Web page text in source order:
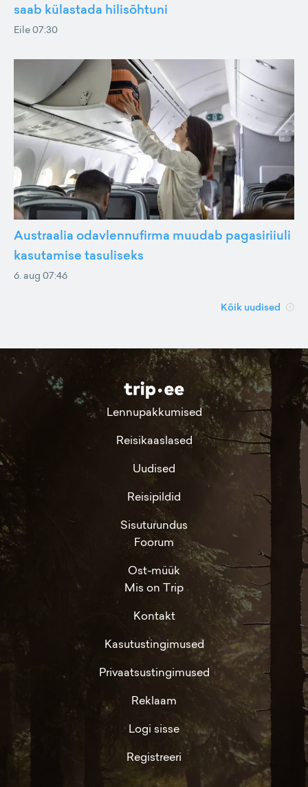
saab külastada hilisõhtuni
Eile 07:30
Austraalia odavlennufirma muudab pagasiriiuli
kasutamise tasuliseks
6. aug 07:46
Kõik uudised
Lennupakkumised
Reisikaaslased
Uudised
Reisipildid
Sisuturundus
Foorum
Ost-müük
Mis on Trip
Kontakt
Kasutustingimused
Privaatsustingimused
Reklaam
Logi sisse
Registreeri